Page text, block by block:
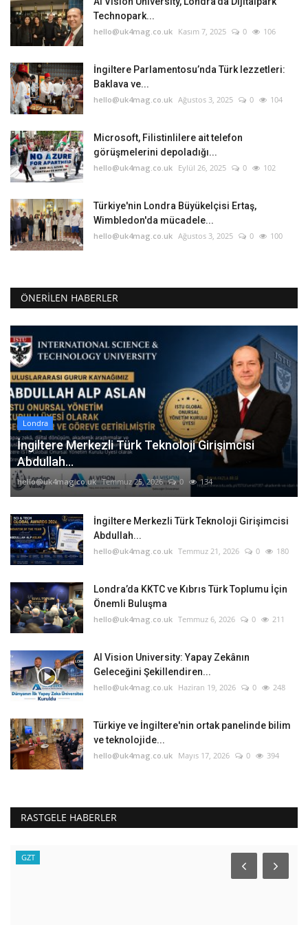
Technopark...
hello@uk4mag.co.uk Kasım 7, 2025 0 106
İngiltere Parlamentosu’nda Türk lezzetleri:
Baklava ve...
hello@uk4mag.co.uk Ağustos 3, 2025 0 104
Microsoft, Filistinlilere ait telefon
görüşmelerini depoladığı...
hello@uk4mag.co.uk Eylül 26, 2025 0 102
Türkiye'nin Londra Büyükelçisi Ertaş,
Wimbledon'da mücadele...
hello@uk4mag.co.uk Ağustos 3, 2025 0 100
ÖNERILEN HABERLER
Londra
İngiltere Merkezli Türk Teknoloji Girişimcisi
Abdullah...
hello@uk4mag.co.uk Temmuz 25, 2026 0 134
İngiltere Merkezli Türk Teknoloji Girişimcisi
Abdullah...
hello@uk4mag.co.uk Temmuz 21, 2026 0 180
Londra’da KKTC ve Kıbrıs Türk Toplumu İçin
Önemli Buluşma
hello@uk4mag.co.uk Temmuz 6, 2026 0 211
AI Vision University: Yapay Zekânın
Geleceğini Şekillendiren...
hello@uk4mag.co.uk Haziran 19, 2026 0 248
Türkiye ve İngiltere'nin ortak panelinde bilim
ve teknolojide...
hello@uk4mag.co.uk Mayıs 17, 2026 0 394
RASTGELE HABERLER
GZT